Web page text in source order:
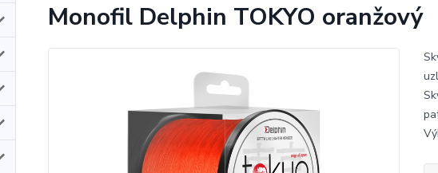
Monofil Delphin TOKYO oranžový